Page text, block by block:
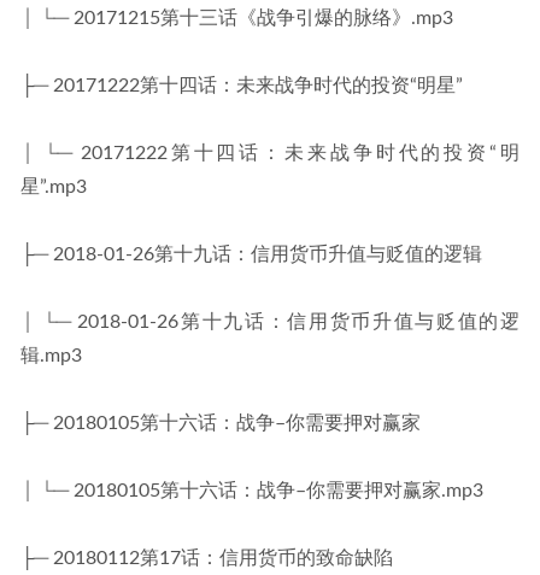
│ └─ 20171215第十三话《战争引爆的脉络》.mp3
├─ 20171222第十四话：未来战争时代的投资“明星”
│ └─ 20171222第十四话：未来战争时代的投资“明
星”.mp3
├─ 2018-01-26第十九话：信用货币升值与贬值的逻辑
│ └─ 2018-01-26第十九话：信用货币升值与贬值的逻
辑.mp3
├─ 20180105第十六话：战争–你需要押对赢家
│ └─ 20180105第十六话：战争–你需要押对赢家.mp3
├─ 20180112第17话：信用货币的致命缺陷